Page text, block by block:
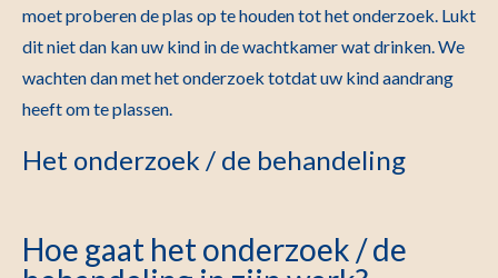
moet proberen de plas op te houden tot het onderzoek. Lukt
dit niet dan kan uw kind in de wachtkamer wat drinken. We
wachten dan met het onderzoek totdat uw kind aandrang
heeft om te plassen.
Het onderzoek / de behandeling
Hoe gaat het onderzoek / de